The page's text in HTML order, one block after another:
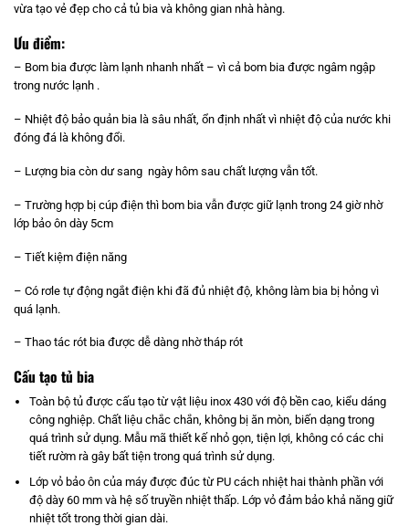
vừa tạo vẻ đẹp cho cả tủ bia và không gian nhà hàng.
Ưu điểm:
– Bom bia được làm lạnh nhanh nhất – vì cả bom bia được ngâm ngập
trong nước lạnh .
– Nhiệt độ bảo quản bia là sâu nhất, ổn định nhất vì nhiệt độ của nước khi
đóng đá là không đổi.
– Lượng bia còn dư sang ngày hôm sau chất lượng vẫn tốt.
– Trường hợp bị cúp điện thì bom bia vẫn được giữ lạnh trong 24 giờ nhờ
lớp bảo ôn dày 5cm
– Tiết kiệm điện năng
– Có rơle tự động ngắt điện khi đã đủ nhiệt độ, không làm bia bị hỏng vì
quá lạnh.
– Thao tác rót bia được dễ dàng nhờ tháp rót
Cấu tạo tủ bia
Toàn bộ tủ được cấu tạo từ vật liệu inox 430 với độ bền cao, kiểu dáng
công nghiệp. Chất liệu chắc chắn, không bị ăn mòn, biến dạng trong
quá trình sử dụng. Mẫu mã thiết kế nhỏ gọn, tiện lợi, không có các chi
tiết rườm rà gây bất tiện trong quá trình sử dụng.
Lớp vỏ bảo ôn của máy được đúc từ PU cách nhiệt hai thành phần với
độ dày 60 mm và hệ số truyền nhiệt thấp. Lớp vỏ đảm bảo khả năng giữ
nhiệt tốt trong thời gian dài.